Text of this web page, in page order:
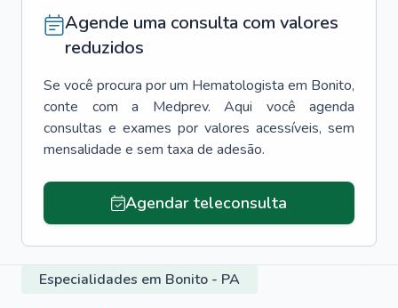
Agende uma consulta com valores
reduzidos
Se você procura por um Hematologista em Bonito,
conte com a Medprev. Aqui você agenda
consultas e exames por valores acessíveis, sem
mensalidade e sem taxa de adesão.
Agendar teleconsulta
Especialidades em Bonito - PA